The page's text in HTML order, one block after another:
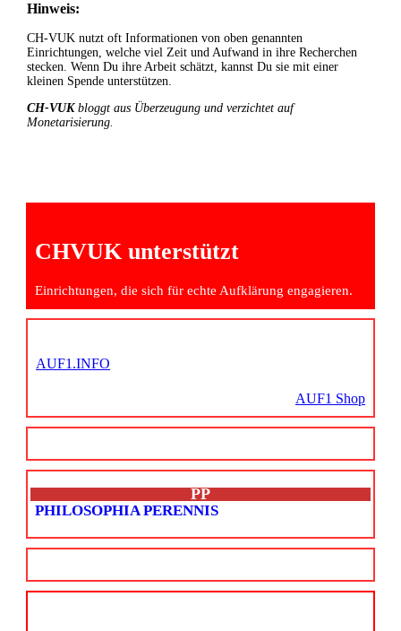
Hinweis:
CH-VUK nutzt oft Informationen von oben genannten
Einrichtungen, welche viel Zeit und Aufwand in ihre Recherchen
stecken. Wenn Du ihre Arbeit schätzt, kannst Du sie mit einer
kleinen Spende unterstützen.
CH-VUKbloggt aus Überzeugung und verzichtet auf
Monetarisierung.
CHVUK unterstützt
Einrichtungen, die sich für echte Aufklärung engagieren.
AUF1.INFO
AUF1 Shop
PP
PHILOSOPHIA PERENNIS